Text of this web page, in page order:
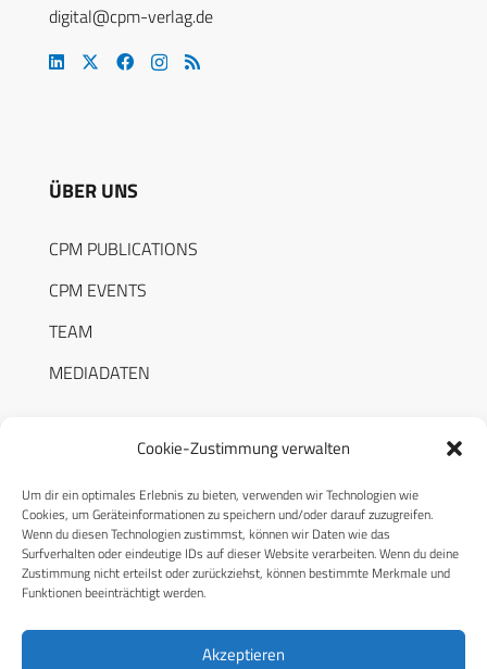
Cookie-Zustimmung verwalten
Um dir ein optimales Erlebnis zu bieten, verwenden wir Technologien wie
Cookies, um Geräteinformationen zu speichern und/oder darauf zuzugreifen.
Wenn du diesen Technologien zustimmst, können wir Daten wie das
Surfverhalten oder eindeutige IDs auf dieser Website verarbeiten. Wenn du deine
Zustimmung nicht erteilst oder zurückziehst, können bestimmte Merkmale und
Funktionen beeinträchtigt werden.
Akzeptieren
digital@cpm-verlag.de
ÜBER UNS
CPM PUBLICATIONS
CPM EVENTS
TEAM
MEDIADATEN
RECHTLICHES
Datenschutzerklärung
Cookie-Richtlinie (EU)